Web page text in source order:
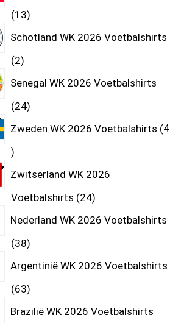
13
Schotland WK 2026 Voetbalshirts
2
Senegal WK 2026 Voetbalshirts
24
Zweden WK 2026 Voetbalshirts 4
Zwitserland WK 2026
Voetbalshirts 24
Nederland WK 2026 Voetbalshirts
38
Argentinië WK 2026 Voetbalshirts
63
Brazilië WK 2026 Voetbalshirts